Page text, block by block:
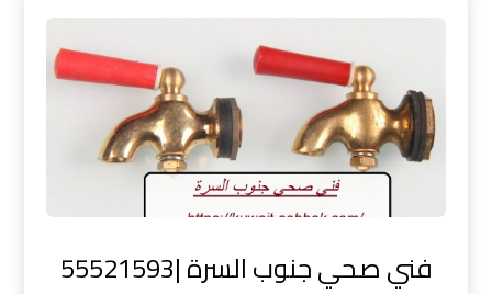
فني صحي جنوب السرة |55521593